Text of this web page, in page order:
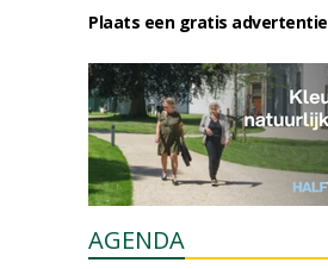
Plaats een gratis advertentie
AGENDA